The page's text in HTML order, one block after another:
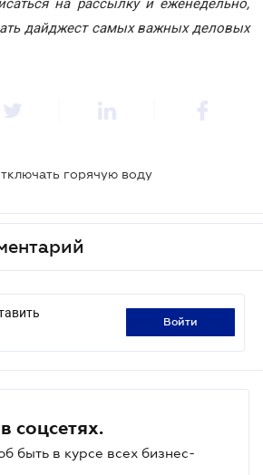
на рассылку и еженедельно,
дайджест самых важных деловых
горячую воду
войти
соцсетях.
быть в курсе всех бизнес-